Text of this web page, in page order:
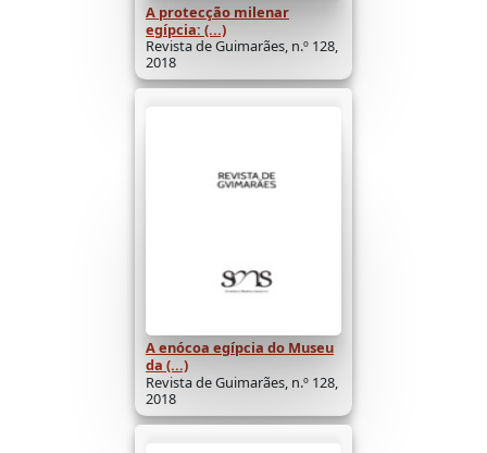
A protecção milenar
egípcia: (...)
Revista de Guimarães, n.º 128,
2018
A enócoa egípcia do Museu
da (...)
Revista de Guimarães, n.º 128,
2018